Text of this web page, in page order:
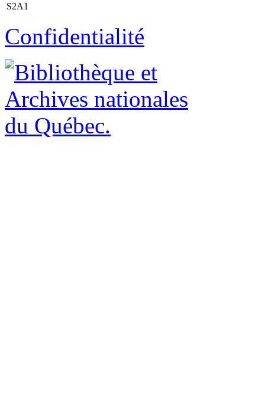
S2A1
Confidentialité